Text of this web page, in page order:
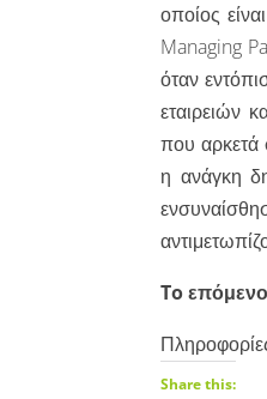
οποίος
Managing
όταν
εταιρειών
που αρκετά
η ανάγκη
To
Share this: